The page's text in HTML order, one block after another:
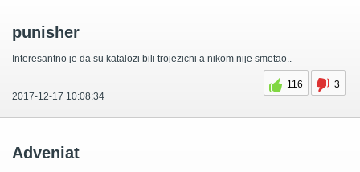
punisher
Interesantno je da su katalozi bili trojezicni a nikom nije smetao..
116
3
2017-12-17 10:08:34
Adveniat